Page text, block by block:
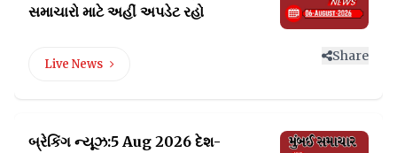
સમાચારો માટે અહીં અપડેટ રહો
Live News
Share
બ્રેકિંગ ન્યૂઝ:5 Aug 2026 દેશ-